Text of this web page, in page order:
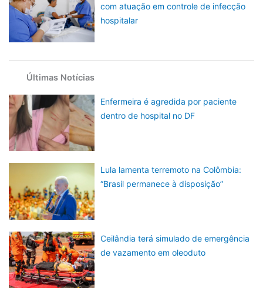
com atuação em controle de infecção
hospitalar
Últimas Notícias
Enfermeira é agredida por paciente
dentro de hospital no DF
Lula lamenta terremoto na Colômbia:
“Brasil permanece à disposição”
Ceilândia terá simulado de emergência
de vazamento em oleoduto